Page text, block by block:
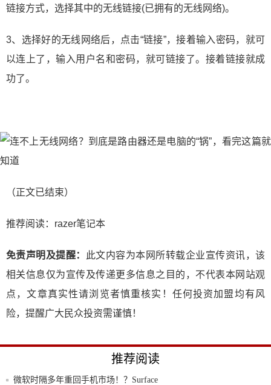
链接方式，选择其中的无线链接(已拥有的无线网络)。
3、选择好的无线网络后，点击“链接”，接着输入密码，就可
以连上了，输入用户名和密码，就可链接了。接着链接就成
功了。
（正文已结束）
推荐阅读： razer笔记本
免责声明及提醒：
此文内容为本网所转载企业宣传资讯，该
相关信息仅为宣传及传递更多信息之目的，不代表本网站观
点，文章真实性请浏览者慎重核实！任何投资加盟均有风
险，提醒广大民众投资需谨慎！
推荐阅读
微软时隔多年重回手机市场！？Surface